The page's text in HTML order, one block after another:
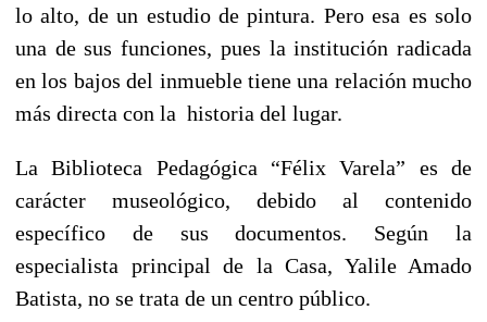
lo alto, de un estudio de pintura. Pero esa es solo
una de sus funciones, pues la institución radicada
en los bajos del inmueble tiene una relación mucho
más directa con la historia del lugar.
La Biblioteca Pedagógica “Félix Varela” es de
carácter museológico, debido al contenido
específico de sus documentos. Según la
especialista principal de la Casa, Yalile Amado
Batista, no se trata de un centro público.